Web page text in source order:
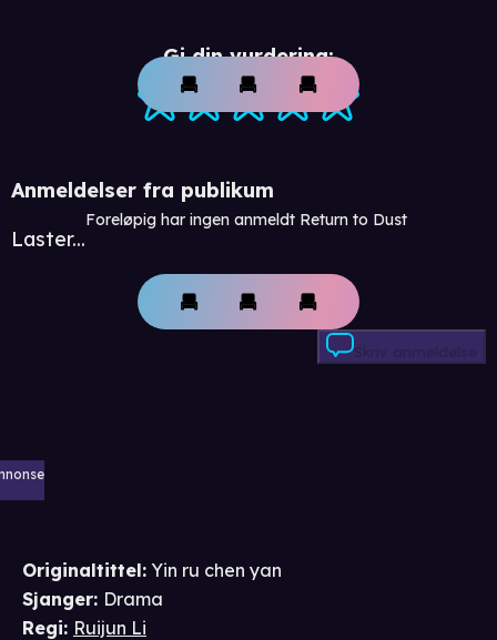
Gi din vurdering:
Anmeldelser fra publikum
Laster...
Foreløpig har ingen anmeldt Return to Dust
Skriv anmeldelse
Originaltittel: Yin ru chen yan
Sjanger: Drama
Regi: Ruijun Li